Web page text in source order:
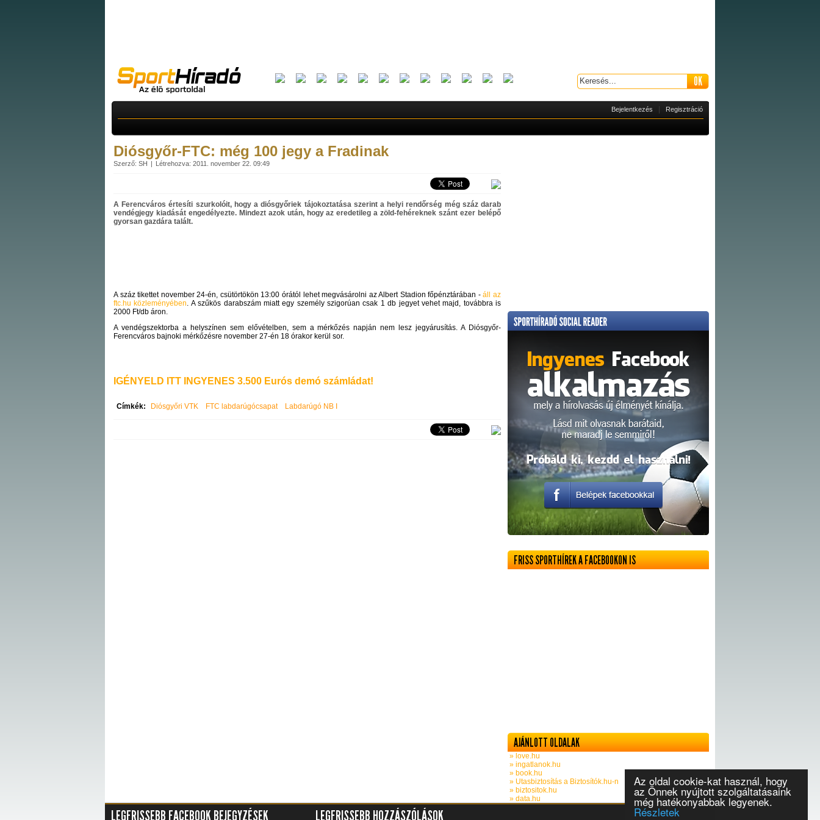
Az oldal cookie-kat használ, hogy
az Önnek nyújtott szolgáltatásaink
még hatékonyabbak legyenek.
Részletek
Bejelentkezés Regisztráció
Diósgyőr-FTC: még 100 jegy a Fradinak
Szerző: SH Létrehozva: 2011. november 22. 09:49
A Ferencváros értesíti szurkolóit, hogy a diósgyőriek tájokoztatása szerint a helyi rendőrség még száz darab
vendégjegy kiadását engedélyezte. Mindezt azok után, hogy az eredetileg a zöld-fehéreknek szánt ezer belépő
gyorsan gazdára talált.
A száz tikettet november 24-én, csütörtökön 13:00 órától lehet megvásárolni az Albert Stadion főpénztárában -áll az
ftc.hu közleményében. A szűkös darabszám miatt egy személy szigorúan csak 1 db jegyet vehet majd, továbbra is
2000 Ft/db áron.
A vendégszektorba a helyszínen sem elővételben, sem a mérkőzés napján nem lesz jegyárusítás. A Diósgyőr-
Ferencváros bajnoki mérkőzésre november 27-én 18 órakor kerül sor.
IGÉNYELD ITT INGYENES 3.500 Eurós demó számládat!
Címkék: Diósgyőri VTK FTC labdarúgócsapat Labdarúgó NB I
FRISS SPORTHÍREK A FACEBOOKON IS
AJÁNLOTT OLDALAK
» love.hu
» ingatlanok.hu
» book.hu
» Utasbiztosítás a Biztosítók.hu-n
» biztositok.hu
» data.hu
LEGFRISSEBB FACEBOOK BEJEGYZÉSEK LEGFRISSEBB HOZZÁSZÓLÁSOK